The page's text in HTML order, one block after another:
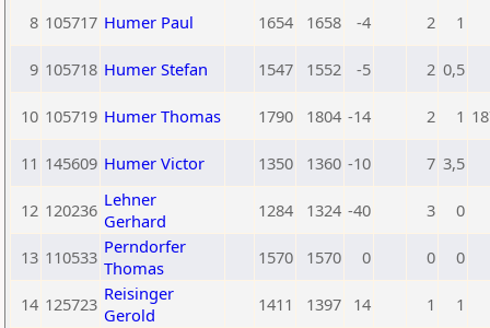
8 105717 Humer Paul 1654 1658 -4 2 1
9 105718 Humer Stefan 1547 1552 -5 2 0,5
10 105719 Humer Thomas 1790 1804 -14 2 1
11 145609 Humer Victor 1350 1360 -10 7 3,5
12 120236 Lehner
Gerhard
1284 1324 -40 3 0
13 110533 Perndorfer
Thomas
1570 1570 0 0 0
14 125723 Reisinger
Gerold
1411 1397 14 1 1